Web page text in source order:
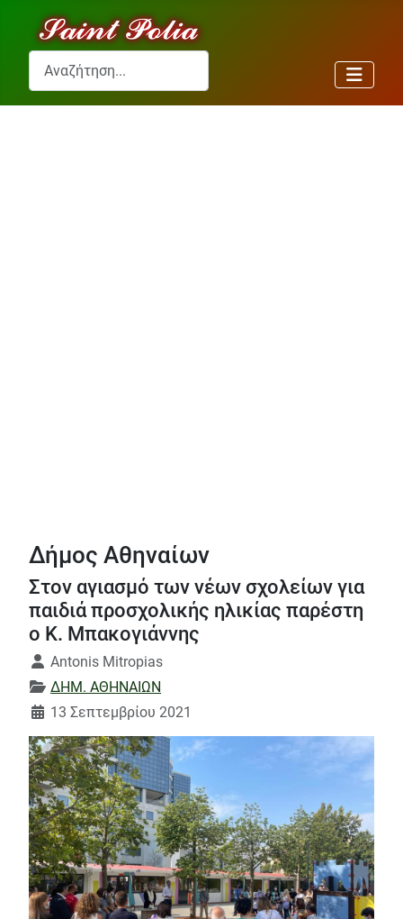
Αναζήτηση...
Δήμος Αθηναίων
Στον αγιασμό των νέων σχολείων για
παιδιά προσχολικής ηλικίας παρέστη
ο Κ. Μπακογιάννης
Λεπτομέρειες
Antonis Mitropias
ΔΗΜ. ΑΘΗΝΑΙΩΝ
13 Σεπτεμβρίου 2021